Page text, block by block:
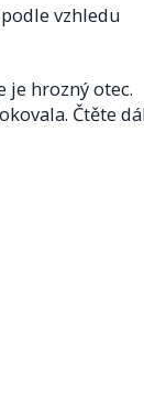
vzhledu
je hrozný otec.
Čtěte